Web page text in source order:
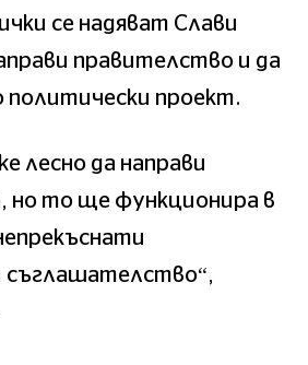
се надяват Слави
правителство и да
политически проект.
лесно да направи
но то ще функционира в
съглашателство“,